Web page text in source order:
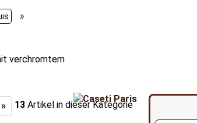
»
verchromtem
13 Artikel in dieser Kategorie